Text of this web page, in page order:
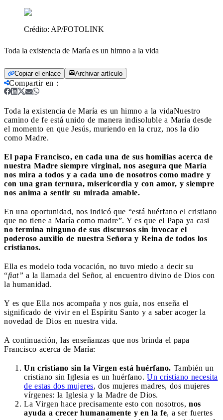
Crédito: AP/FOTOLINK
Toda la existencia de María es un himno a la vida
Copiar el enlace Archivar artículo
Compartir en :
Toda la existencia de María es un himno a la vidaNuestro
camino de fe está unido de manera indisoluble a María desde
el momento en que Jesús, muriendo en la cruz, nos la dio
como Madre.
El papa Francisco, en cada una de sus homilías acerca de
nuestra Madre siempre virginal, nos asegura que María
nos mira a todos y a cada uno de nosotros como madre y
con una gran ternura, misericordia y con amor, y siempre
nos anima a sentir su mirada amable.
En una oportunidad, nos indicó que “está huérfano el cristiano
que no tiene a María como madre”. Y es que el Papa ya casi
no termina ninguno de sus discursos sin invocar el
poderoso auxilio de nuestra Señora y Reina de todos los
cristianos.
Ella es modelo toda vocación, no tuvo miedo a decir su
“fiat” a la llamada del Señor, al encuentro divino de Dios con
la humanidad.
Y es que Ella nos acompaña y nos guía, nos enseña el
significado de vivir en el Espíritu Santo y a saber acoger la
novedad de Dios en nuestra vida.
A continuación, las enseñanzas que nos brinda el papa
Francisco acerca de María:
Un cristiano sin la Virgen está huérfano. También un
cristiano sin Iglesia es un huérfano. Un cristiano necesita
de estas dos mujeres, dos mujeres madres, dos mujeres
vírgenes: la Iglesia y la Madre de Dios.
La Virgen hace precisamente esto con nosotros, nos
ayuda a crecer humanamente y en la fe, a ser fuertes